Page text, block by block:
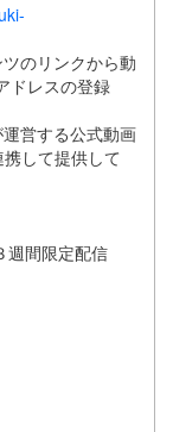
のリンクから動
ドレスの登録
営する公式動画
して提供して
週間限定配信